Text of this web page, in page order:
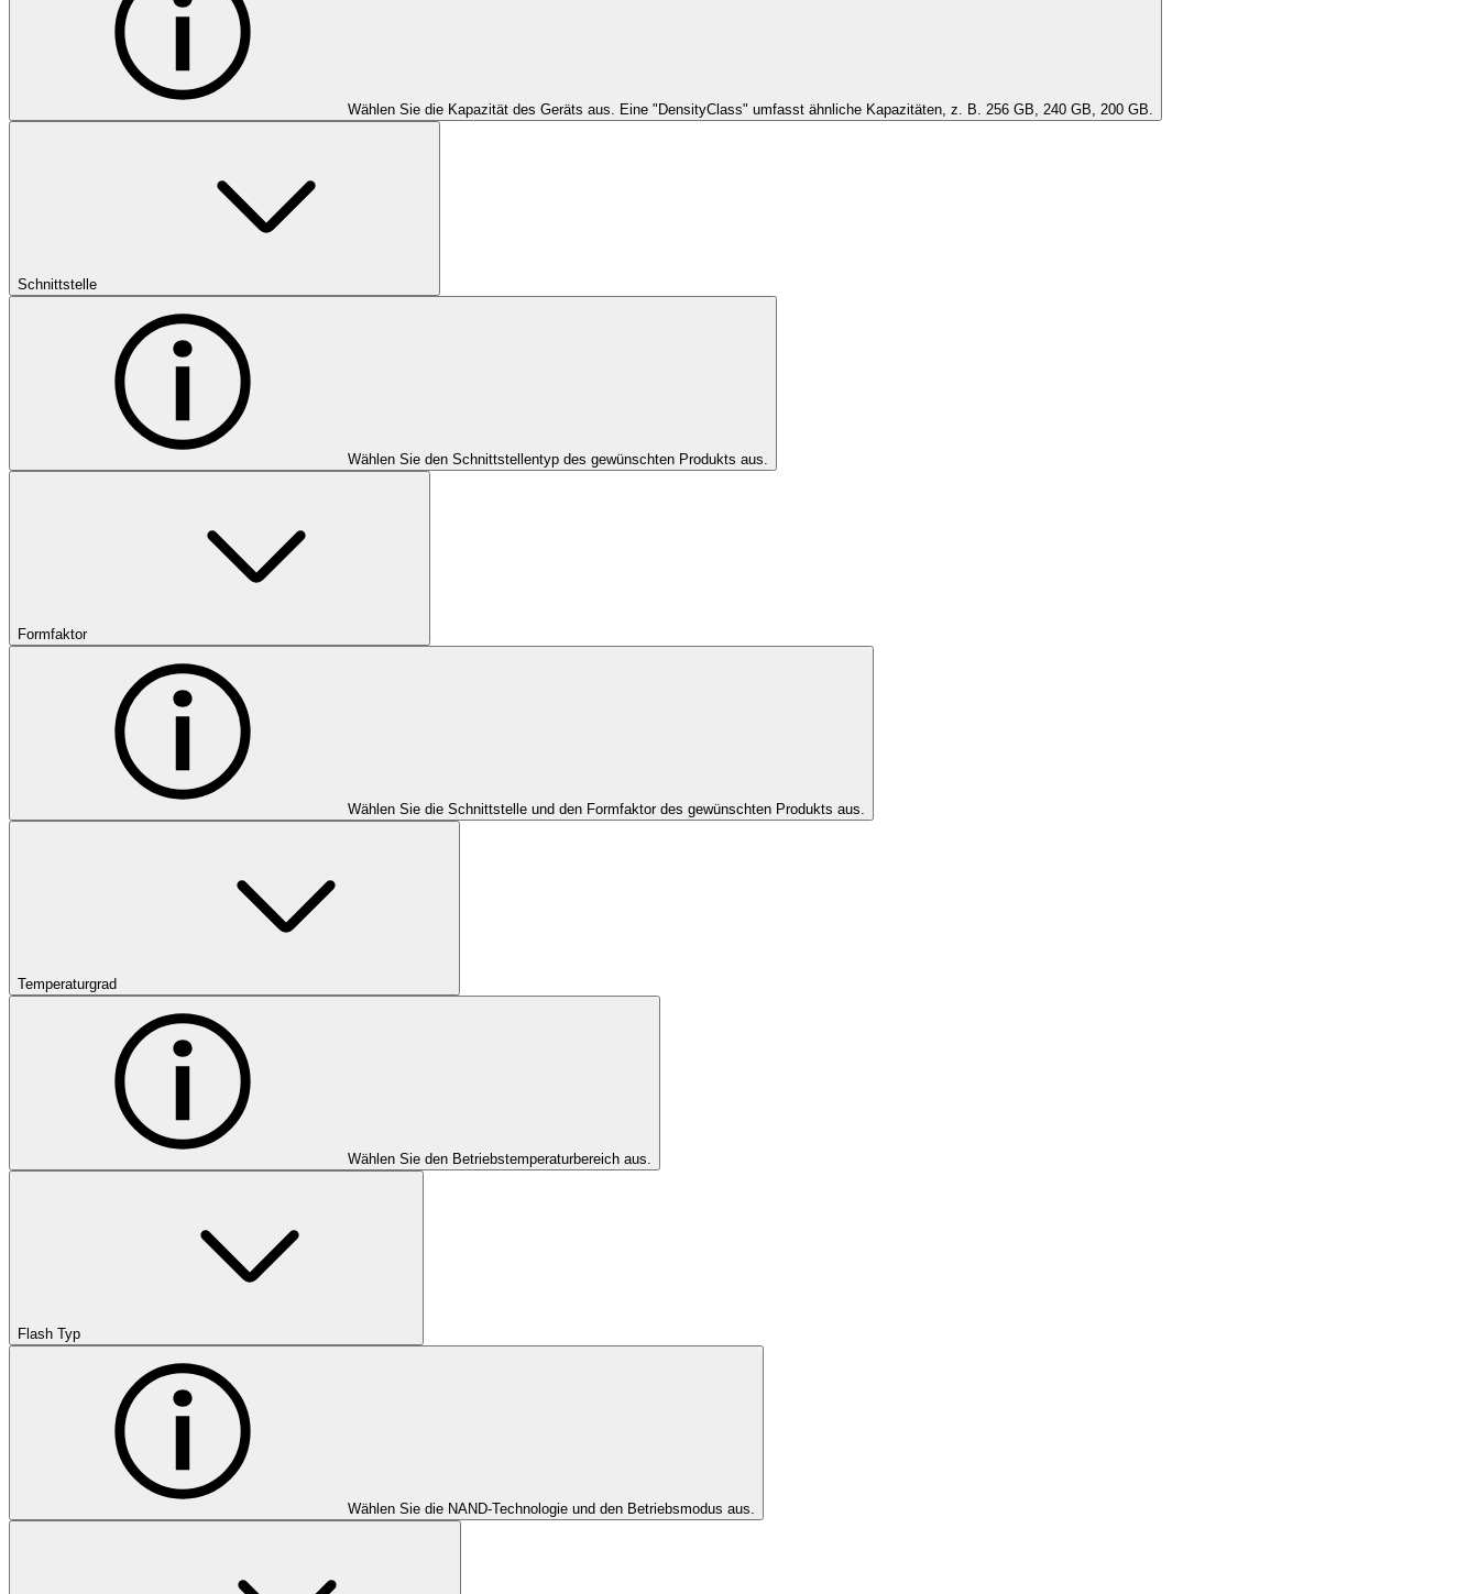
Wählen Sie die Kapazität des Geräts aus. Eine "DensityClass" umfasst ähnliche Kapazitäten, z. B. 256 GB, 240 GB, 200 GB.
Schnittstelle
Wählen Sie den Schnittstellentyp des gewünschten Produkts aus.
Formfaktor
Wählen Sie die Schnittstelle und den Formfaktor des gewünschten Produkts aus.
Temperaturgrad
Wählen Sie den Betriebstemperaturbereich aus.
Flash Typ
Wählen Sie die NAND-Technologie und den Betriebsmodus aus.